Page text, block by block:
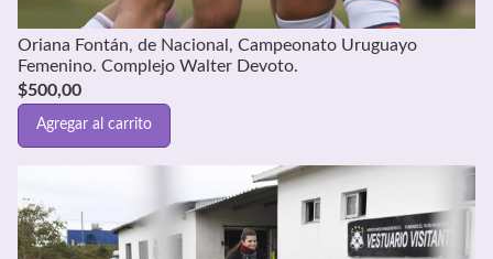
Oriana Fontán, de Nacional, Campeonato Uruguayo
Femenino. Complejo Walter Devoto.
$500,00
Agregar al carrito